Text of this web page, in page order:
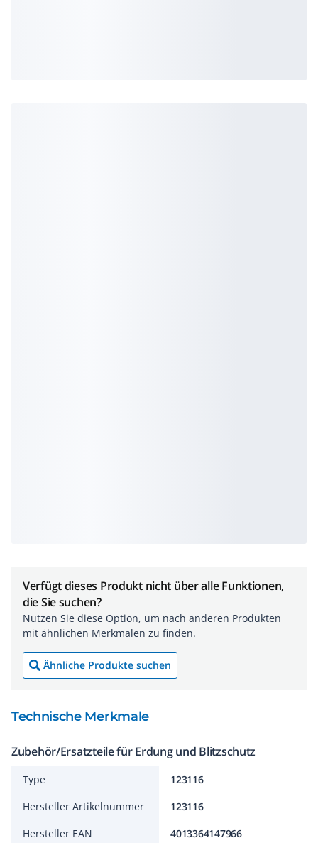
Verfügt dieses Produkt nicht über alle Funktionen,
die Sie suchen?
Nutzen Sie diese Option, um nach anderen Produkten
mit ähnlichen Merkmalen zu finden.
Ähnliche Produkte suchen
Technische Merkmale
Zubehör/Ersatzteile für Erdung und Blitzschutz
Type
123116
Hersteller Artikelnummer
123116
Hersteller EAN
4013364147966